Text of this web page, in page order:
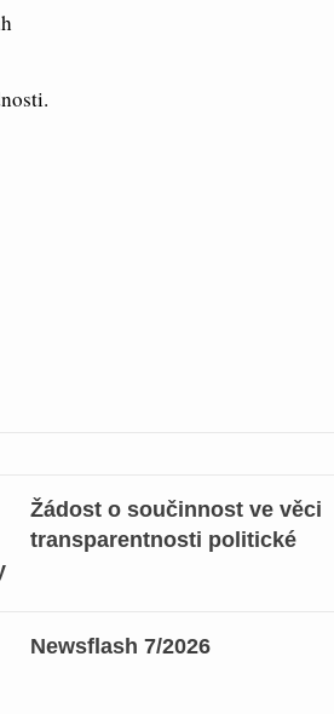
Žádost o součinnost ve věci
transparentnosti politické
Newsflash 7/2026